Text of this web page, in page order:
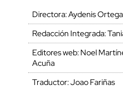
Directora: Aydenis
Redacción Integrada:
Editores web: Noel
Acuña
Traductor: Joao Fariñas